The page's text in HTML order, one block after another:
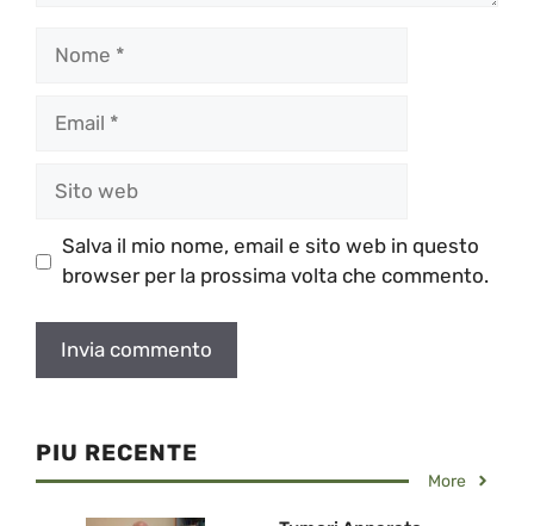
Salva il mio nome, email e sito web in questo
browser per la prossima volta che commento.
PIU RECENTE
More